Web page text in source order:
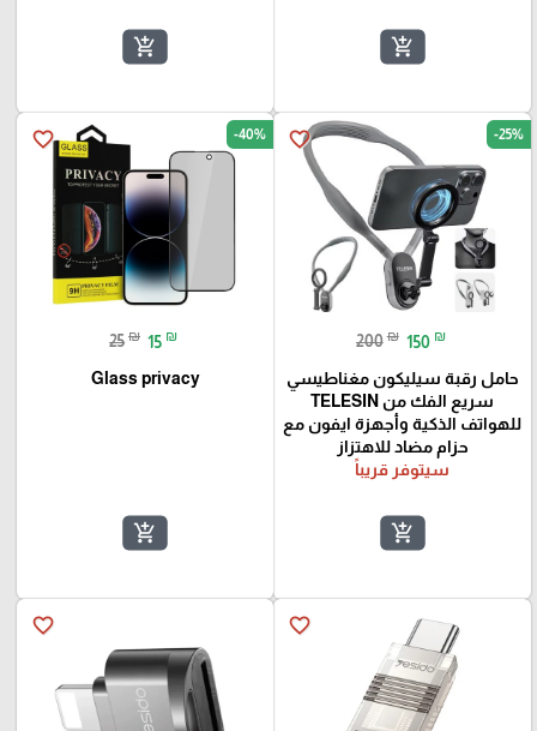
add_shopping_cart
add_shopping_cart
favorite_border -25%
200 ₪ 150 ₪
حامل رقبة سيليكون مغناطيسي
سريع الفك من TELESIN
للهواتف الذكية وأجهزة ايفون مع
حزام مضاد للاهتزاز
سيتوفر قريباً
add_shopping_cart
favorite_border -40%
25 ₪ 15 ₪
Glass privacy
add_shopping_cart
favorite_border
favorite_border